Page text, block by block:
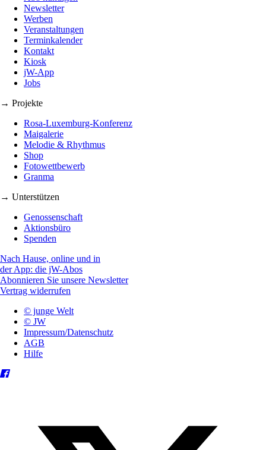
Newsletter
Werben
Veranstaltungen
Terminkalender
Kontakt
Kiosk
jW-App
Jobs
→ Projekte
Rosa-Luxemburg-Konferenz
Maigalerie
Melodie & Rhythmus
Shop
Fotowettbewerb
Granma
→ Unterstützen
Genossenschaft
Aktionsbüro
Spenden
Nach Hause, online und in
der App: die jW-Abos
Abonnieren Sie unsere Newsletter
Vertrag widerrufen
© junge Welt
© JW
Impressum/Datenschutz
AGB
Hilfe